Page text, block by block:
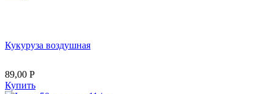
Кукуруза воздушная
89,00 Р
Купить